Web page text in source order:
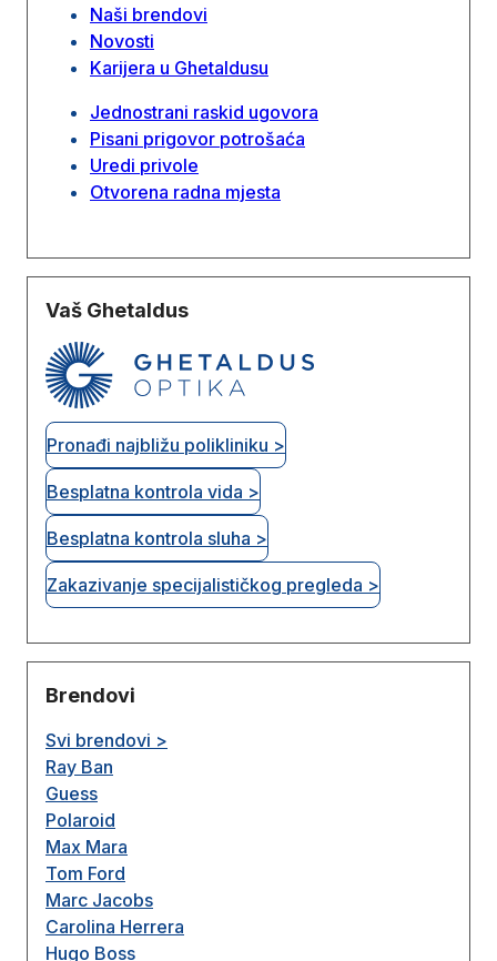
Naši brendovi
Novosti
Karijera u Ghetaldusu
Jednostrani raskid ugovora
Pisani prigovor potrošaća
Uredi privole
Otvorena radna mjesta
Vaš Ghetaldus
Pronađi najbližu polikliniku >
Besplatna kontrola vida >
Besplatna kontrola sluha >
Zakazivanje specijalističkog pregleda >
Brendovi
Svi brendovi >
Ray Ban
Guess
Polaroid
Max Mara
Tom Ford
Marc Jacobs
Carolina Herrera
Hugo Boss